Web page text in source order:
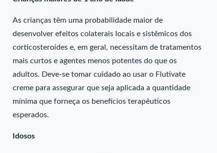
As crianças têm uma probabilidade maior de
desenvolver efeitos colaterais locais e sistêmicos dos
corticosteroides e, em geral, necessitam de tratamentos
mais curtos e agentes menos potentes do que os
adultos. Deve-se tomar cuidado ao usar o Flutivate
creme para assegurar que seja aplicada a quantidade
mínima que forneça os benefícios terapêuticos
esperados.
Idosos